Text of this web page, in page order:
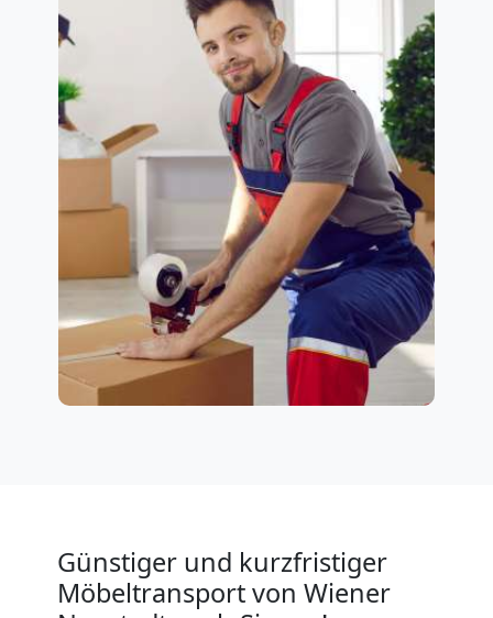
Günstiger und kurzfristiger
Möbeltransport von Wiener